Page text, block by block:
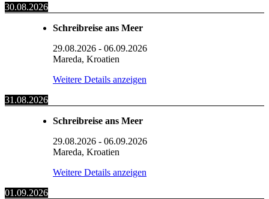
30.08.2026
Schreibreise ans Meer
29.08.2026 - 06.09.2026
Mareda, Kroatien
Weitere Details anzeigen
31.08.2026
Schreibreise ans Meer
29.08.2026 - 06.09.2026
Mareda, Kroatien
Weitere Details anzeigen
01.09.2026